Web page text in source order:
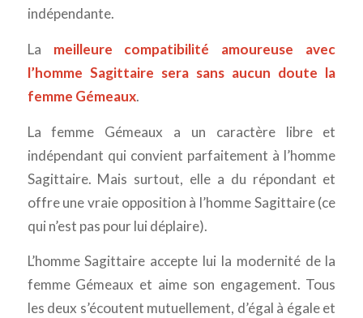
indépendante.
La meilleure compatibilité amoureuse avec
l’homme Sagittaire sera sans aucun doute la
femme Gémeaux.
La femme Gémeaux a un caractère libre et
indépendant qui convient parfaitement à l’homme
Sagittaire. Mais surtout, elle a du répondant et
offre une vraie opposition à l’homme Sagittaire (ce
qui n’est pas pour lui déplaire).
L’homme Sagittaire accepte lui la modernité de la
femme Gémeaux et aime son engagement. Tous
les deux s’écoutent mutuellement, d’égal à égale et